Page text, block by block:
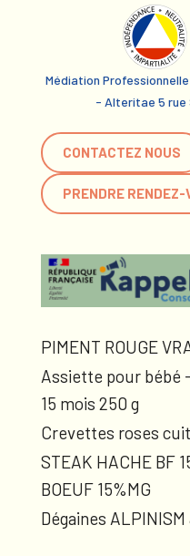
Médiation
- Alteritae 5 rue
CONTACTEZ NOUS
PRENDRE RENDEZ-
PIMENT ROUGE
Assiette pour bébé
15 mois 250 g
Crevettes roses
STEAK HACHE BF
BOEUF 15%MG
Dégaines ALPINISM